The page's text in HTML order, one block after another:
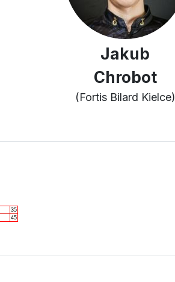
Jakub
Chrobot
(Fortis Bilard Kielce)
35
45